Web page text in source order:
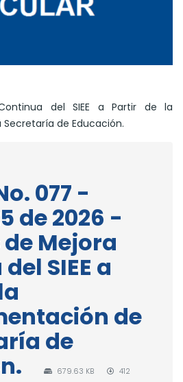
del SIEE a Partir de la
de Educación.
077 -
de 2026 -
Mejora
SIEE a
de
de
679.63 KB 412